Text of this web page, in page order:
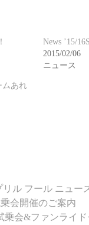
News ’15/
2015/02/06
ニュース
ムあれ
ル フール ニュー
会開催のご案内
乗会&ファンライ